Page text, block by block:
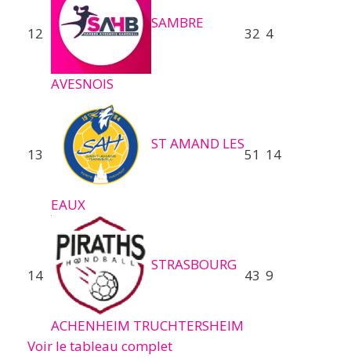
12
SAMBRE
AVESNOIS
32 4
13
ST AMAND LES
EAUX
51 14
14
STRASBOURG
ACHENHEIM TRUCHTERSHEIM
43 9
Voir le tableau complet